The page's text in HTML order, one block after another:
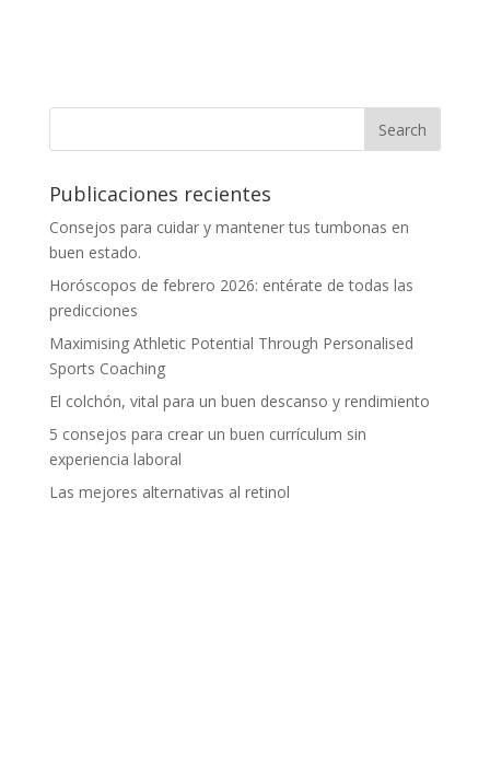
Publicaciones recientes
Consejos para cuidar y mantener tus tumbonas en
buen estado.
Horóscopos de febrero 2026: entérate de todas las
predicciones
Maximising Athletic Potential Through Personalised
Sports Coaching
El colchón, vital para un buen descanso y rendimiento
5 consejos para crear un buen currículum sin
experiencia laboral
Las mejores alternativas al retinol